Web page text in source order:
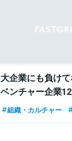
大企業にも負け
ベンチャー企業12
組織・カルチャー